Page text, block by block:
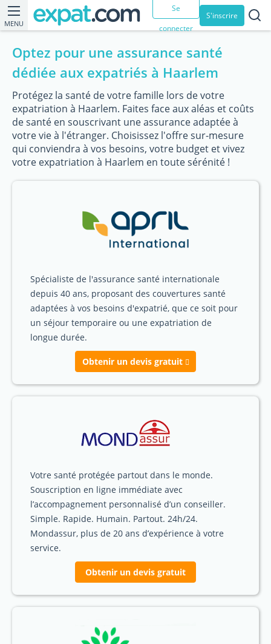
MENU
Se
connecter
S'inscrire
Optez pour une assurance santé
dédiée aux expatriés à Haarlem
Protégez la santé de votre famille lors de votre
expatriation à Haarlem. Faites face aux aléas et coûts
de santé en souscrivant une assurance adaptée à
votre vie à l'étranger. Choisissez l'offre sur-mesure
qui conviendra à vos besoins, votre budget et vivez
votre expatriation à Haarlem en toute sérénité !
Spécialiste de l'assurance santé internationale
depuis 40 ans, proposant des couvertures santé
adaptées à vos besoins d'expatrié, que ce soit pour
un séjour temporaire ou une expatriation de
longue durée.
Obtenir un devis gratuit
Votre santé protégée partout dans le monde.
Souscription en ligne immédiate avec
l’accompagnement personnalisé d’un conseiller.
Simple. Rapide. Humain. Partout. 24h/24.
Mondassur, plus de 20 ans d’expérience à votre
service.
Obtenir un devis gratuit